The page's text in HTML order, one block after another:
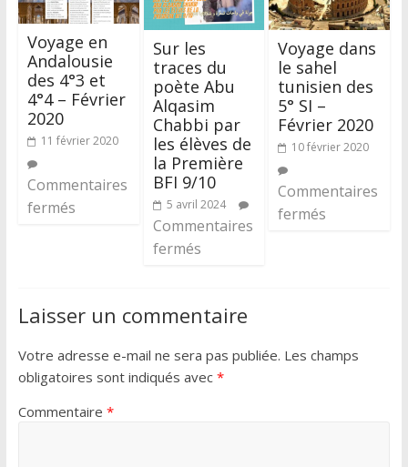
Voyage en
Andalousie
des 4°3 et
4°4 – Février
2020
11 février 2020
Commentaires
fermés
Sur les
traces du
poète Abu
Alqasim
Chabbi par
les élèves de
la Première
BFI 9/10
5 avril 2024
Commentaires
fermés
Voyage dans
le sahel
tunisien des
5° SI –
Février 2020
10 février 2020
Commentaires
fermés
Laisser un commentaire
Votre adresse e-mail ne sera pas publiée. Les champs
obligatoires sont indiqués avec *
Commentaire *